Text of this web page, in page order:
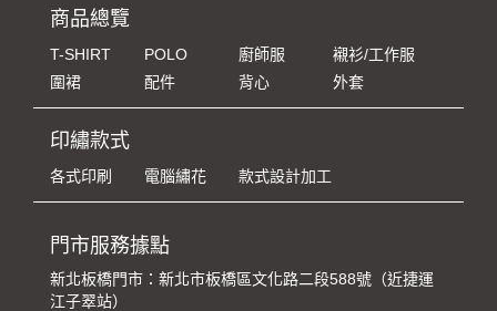
商品總覽
T-SHIRT POLO 廚師服
襯衫/工作服
圍裙
配件 背心 外套
印繡款式
各式印刷 電腦繡花 款式設計加工
門市服務據點
新北板橋門市：新北市板橋區文化路二段588號（近捷運
江子翠站）